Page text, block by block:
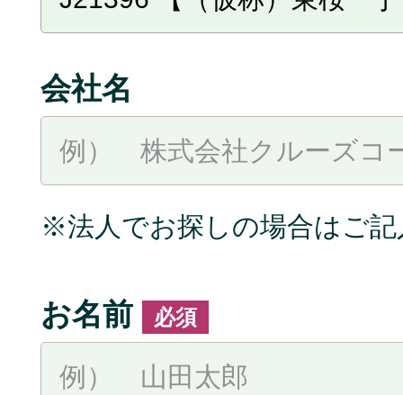
会社名
※法人でお探しの場合はご
お名前 必須